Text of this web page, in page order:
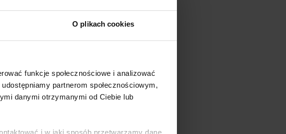
O plikach cookies
funkcje społecznościowe i analizować
partnerom społecznościowym,
danymi otrzymanymi od Ciebie lub
i w jaki sposób przetwarzamy dane
samochodu, by nie
Wysokość kar za
pojazd i dopuścisz do